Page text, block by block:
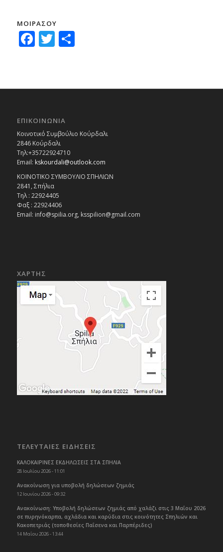
ΜΟΙΡΑΣΟΥ
Facebook
Twitter
Μοιραστείτε
ΕΠΙΚΟΙΝΩΝΙΑ
Κοινοτικό Συμβούλιο Κούρδαλι
2846 Κούρδαλι
Τηλ:+35722924710
Email: kskourdali@outlook.com
ΚΟΙΝΟΤΙΚΟ ΣΥΜΒΟΥΛΙΟ ΣΠΗΛΙΩΝ
2841, Σπήλια
Τηλ : 22924405
Φαξ : 22924406
Email: info@spilia.org, ksspilion@gmail.com
ΧΑΡΤΗΣ
ΤΕΛΕΥΤΑΙΕΣ ΕΙΔΗΣΕΙΣ
ΚΑΛΟΚΑΙΡΙΝΕΣ ΕΚΔΗΛΩΣΕΙΣ ΣΤΑ ΣΠΗΛΙΑ
28 Ιουλίου 2026 - 11:01
Ανακοίνωση για υποβολή δηλώσεων ζημιάς
12 Ιουνίου 2026 - 09:32
Ανακοίνωση: Υποβολή δηλώσεων ζημιάς από χαλάζι στις 3 Μαΐου 2026
σε πυρηνόκαρπα, αχλάδια και καρύδια στις κοινότητες Σπηλιών και
Κακοπετριάς (τοποθεσίες Παΐσενα και Παρπέριδες)
14 Μαΐου 2026 - 13:44